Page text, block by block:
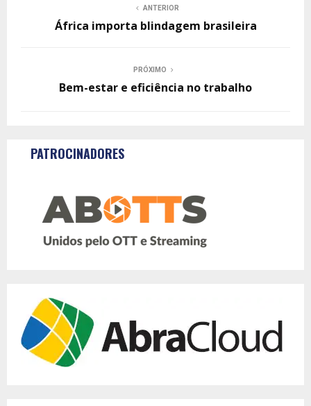
ANTERIOR
África importa blindagem brasileira
PRÓXIMO
Bem-estar e eficiência no trabalho
PATROCINADORES